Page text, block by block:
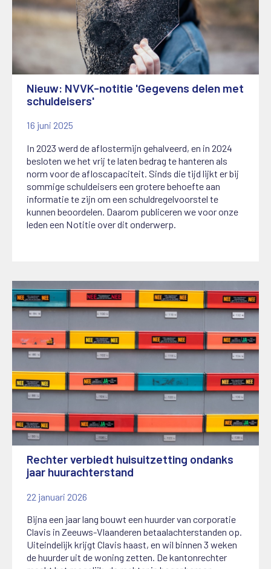
Nieuw: NVVK-notitie 'Gegevens delen met
schuldeisers'
16 juni 2025
In 2023 werd de aflostermijn gehalveerd, en in 2024
besloten we het vrij te laten bedrag te hanteren als
norm voor de afloscapaciteit. Sinds die tijd lijkt er bij
sommige schuldeisers een grotere behoefte aan
informatie te zijn om een schuldregelvoorstel te
kunnen beoordelen. Daarom publiceren we voor onze
leden een Notitie over dit onderwerp.
Rechter verbiedt huisuitzetting ondanks
jaar huurachterstand
22 januari 2026
Bijna een jaar lang bouwt een huurder van corporatie
Clavis in Zeeuws-Vlaanderen betaalachterstanden op.
Uiteindelijk krijgt Clavis haast, en wil binnen 3 weken
de huurder uit de woning zetten. De kantonrechter